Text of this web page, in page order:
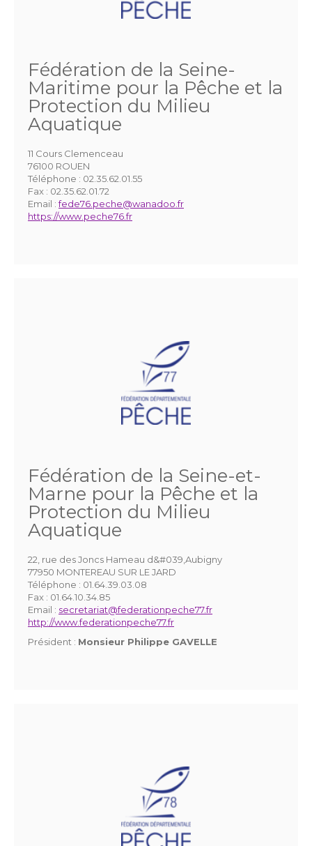
Fédération de la Seine-
Maritime pour la Pêche et la
Protection du Milieu
Aquatique
11 Cours Clemenceau
76100 ROUEN
Téléphone : 02.35.62.01.55
Fax : 02.35.62.01.72
Email :fede76.peche@wanadoo.fr
https://www.peche76.fr
Fédération de la Seine-et-
Marne pour la Pêche et la
Protection du Milieu
Aquatique
22, rue des Joncs Hameau d&#039,Aubigny
77950 MONTEREAU SUR LE JARD
Téléphone : 01.64.39.03.08
Fax : 01.64.10.34.85
Email : secretariat@federationpeche77.fr
http://www.federationpeche77.fr
Président : Monsieur Philippe GAVELLE